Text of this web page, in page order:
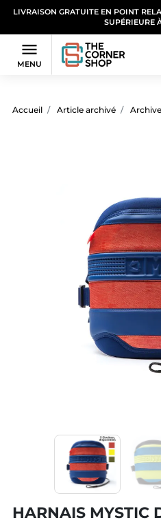
LIVRAISON GRATUITE EN POINT
SUPÉRIEURE

MENU
Accueil Article archivé Archive
HARNAIS MYSTIC